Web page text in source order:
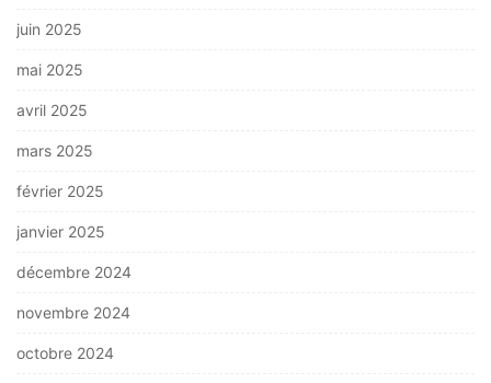
juin 2025
mai 2025
avril 2025
mars 2025
février 2025
janvier 2025
décembre 2024
novembre 2024
octobre 2024